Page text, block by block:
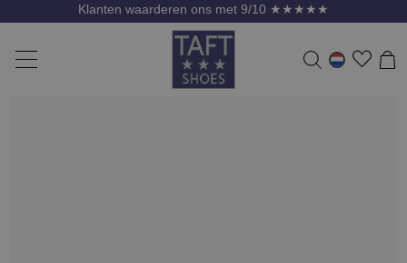
Klanten waarderen ons met 9/10 ★★★★★